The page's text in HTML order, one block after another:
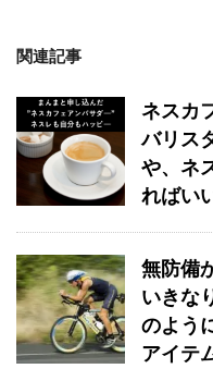
関連記事
ネスカ
バリス
や、ネ
ればい
無防備
いきな
のよう
アイテ